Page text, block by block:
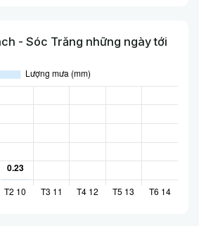
- Sóc Trăng những ngày tới